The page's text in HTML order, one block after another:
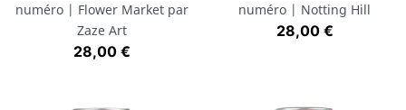
numéro | Flower Market par
Zaze Art
Prix
28,00 €
numéro | Notting Hill
Prix
28,00 €